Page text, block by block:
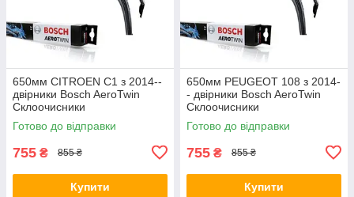
650мм CITROEN C1 з 2014--
двірники Bosch AeroTwin
Склоочисники
Готово до відправки
755 ₴ 855 ₴
Купити
650мм PEUGEOT 108 з 2014-
- двірники Bosch AeroTwin
Склоочисники
Готово до відправки
755 ₴ 855 ₴
Купити